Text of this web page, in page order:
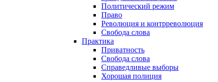
Политический режим
Право
Революция и контрреволюция
Свобода слова
Практика
Приватность
Свобода слова
Справедливые выборы
Хорошая полиция